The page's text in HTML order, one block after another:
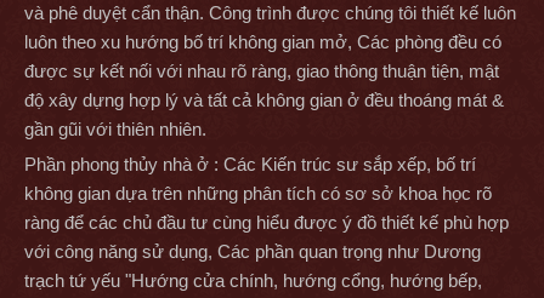
và phê duyệt cẩn thận. Công trình được chúng tôi thiết kế luôn
luôn theo xu hướng bố trí không gian mở, Các phòng đều có
được sự kết nối với nhau rõ ràng, giao thông thuận tiện, mật
độ xây dựng hợp lý và tất cả không gian ở đều thoáng mát &
gần gũi với thiên nhiên.
Phần phong thủy nhà ở : Các Kiến trúc sư sắp xếp, bố trí
không gian dựa trên những phân tích có sơ sở khoa học rõ
ràng để các chủ đầu tư cùng hiểu được ý đồ thiết kế phù hợp
với công năng sử dụng, Các phần quan trọng như Dương
trạch tứ yếu "Hướng cửa chính, hướng cổng, hướng bếp,